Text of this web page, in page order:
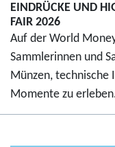
EINDRÜCKE UND
FAIR 2026
Auf der World
Sammlerinnen und
Münzen, technische
Momente zu